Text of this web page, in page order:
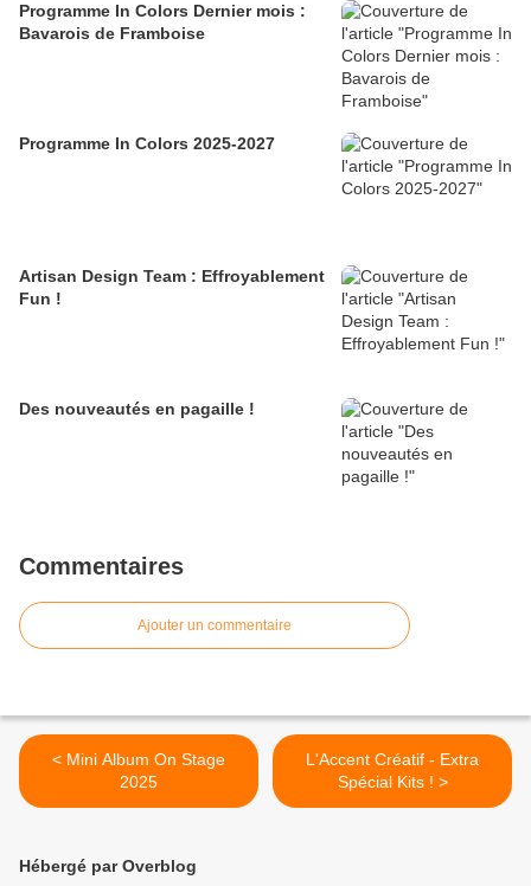
Programme In Colors Dernier mois :
Bavarois de Framboise
Programme In Colors 2025-2027
Artisan Design Team : Effroyablement
Fun !
Des nouveautés en pagaille !
Commentaires
Ajouter un commentaire
< Mini Album On Stage
2025
L'Accent Créatif - Extra
Spécial Kits ! >
Hébergé par Overblog